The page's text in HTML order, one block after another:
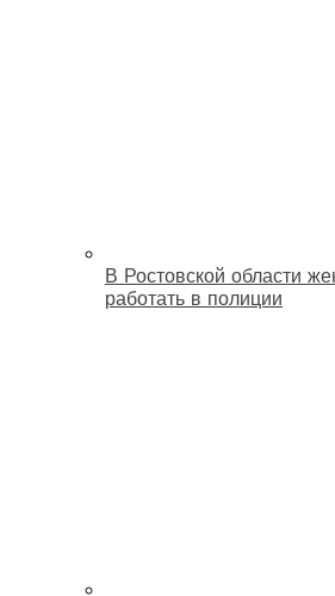
В Ростовской области
работать в полиции